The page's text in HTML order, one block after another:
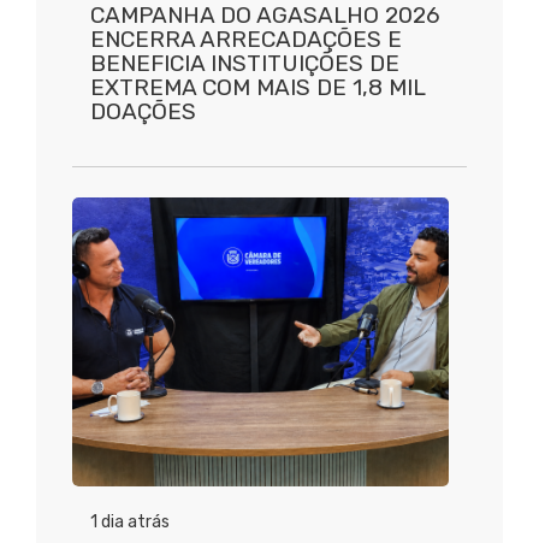
CAMPANHA DO AGASALHO 2026
ENCERRA ARRECADAÇÕES E
BENEFICIA INSTITUIÇÕES DE
EXTREMA COM MAIS DE 1,8 MIL
DOAÇÕES
1 dia atrás